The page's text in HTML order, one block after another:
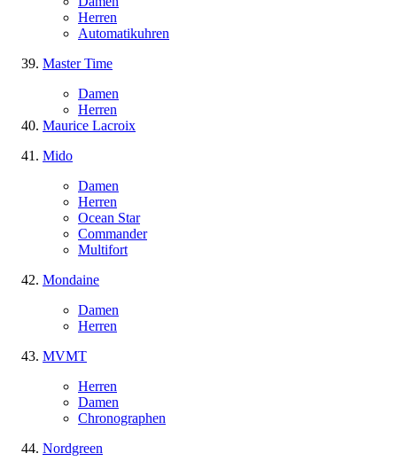
Herren
Automatikuhren
Master Time
Damen
Herren
Maurice Lacroix
Mido
Damen
Herren
Ocean Star
Commander
Multifort
Mondaine
Damen
Herren
MVMT
Herren
Damen
Chronographen
Nordgreen